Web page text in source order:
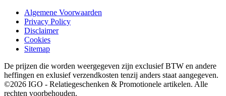
Algemene Voorwaarden
Privacy Policy
Disclaimer
Cookies
Sitemap
De prijzen die worden weergegeven zijn exclusief BTW en andere
heffingen en exlusief verzendkosten tenzij anders staat aangegeven.
©2026 IGO - Relatiegeschenken & Promotionele artikelen. Alle
rechten voorbehouden.